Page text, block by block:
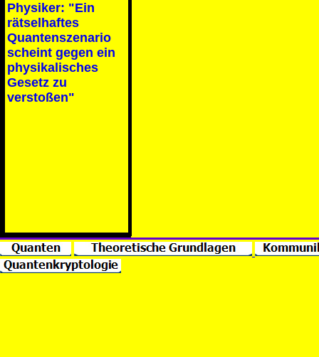
Physiker: "Ein
rätselhaftes
Quantenszenario
scheint gegen ein
physikalisches
Gesetz zu
verstoßen"